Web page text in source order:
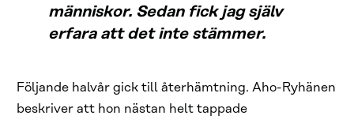
människor. Sedan fick jag själv
erfara att det inte stämmer.
Följande halvår gick till återhämtning. Aho-Ryhänen
beskriver att hon nästan helt tappade